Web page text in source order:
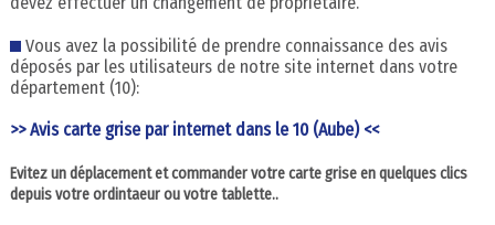
Vous avez la possibilité de prendre connaissance des avis
déposés par les utilisateurs de notre site internet dans votre
département (10):
>> Avis carte grise par internet dans le 10 (Aube) <<
Evitez un déplacement et commander votre carte grise en quelques clics
depuis votre ordintaeur ou votre tablette..